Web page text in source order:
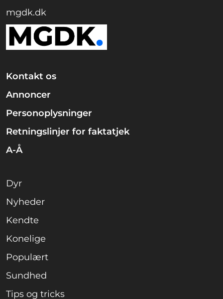
mgdk.dk
Kontakt os
Annoncer
Personoplysninger
Retningslinjer for faktatjek
A-Å
Dyr
Nyheder
Kendte
Konelige
Populært
Sundhed
Tips og tricks